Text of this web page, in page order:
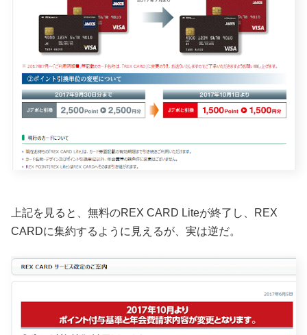
上記を見ると、無料のREX CARD Liteが終了し、REX
CARDに集約するように見えるが、実は逆だ。